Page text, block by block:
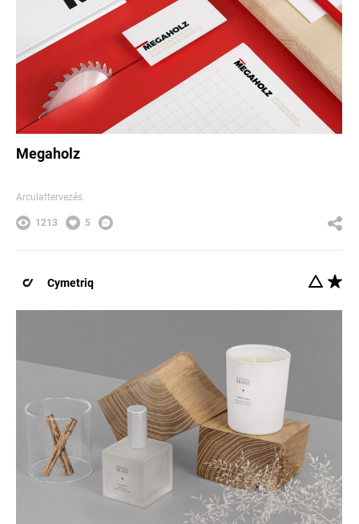
Megaholz
Arculattervezés
1213 5
Cymetriq